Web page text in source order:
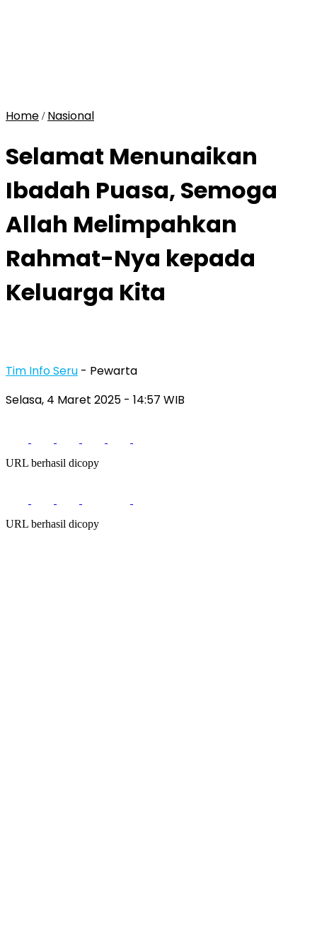
Home / Nasional
Selamat Menunaikan
Ibadah Puasa, Semoga
Allah Melimpahkan
Rahmat-Nya kepada
Keluarga Kita
Tim Info Seru - Pewarta
Selasa, 4 Maret 2025 - 14:57 WIB
URL berhasil dicopy
URL berhasil dicopy